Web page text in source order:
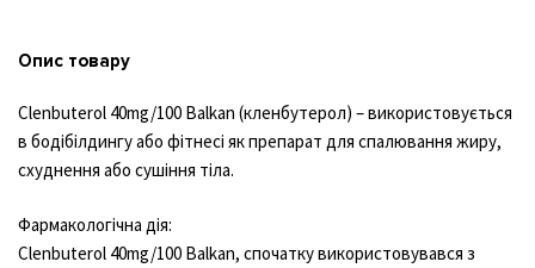
Опис товару
Clenbuterol 40mg/100 Balkan (кленбутерол) – використовується
в бодібілдингу або фітнесі як препарат для спалювання жиру,
схуднення або сушіння тіла.
Фармакологічна дія:
Clenbuterol 40mg/100 Balkan, спочатку використовувався з